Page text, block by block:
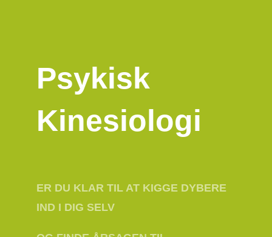
Psykisk
Kinesiologi
ER DU KLAR TIL AT KIGGE DYBERE
IND I DIG SELV